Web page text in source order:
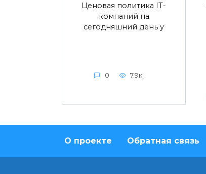
Ценовая политика IT-
компаний на
сегодняшний день у
0 7.9к.
О проекте Обратная связь